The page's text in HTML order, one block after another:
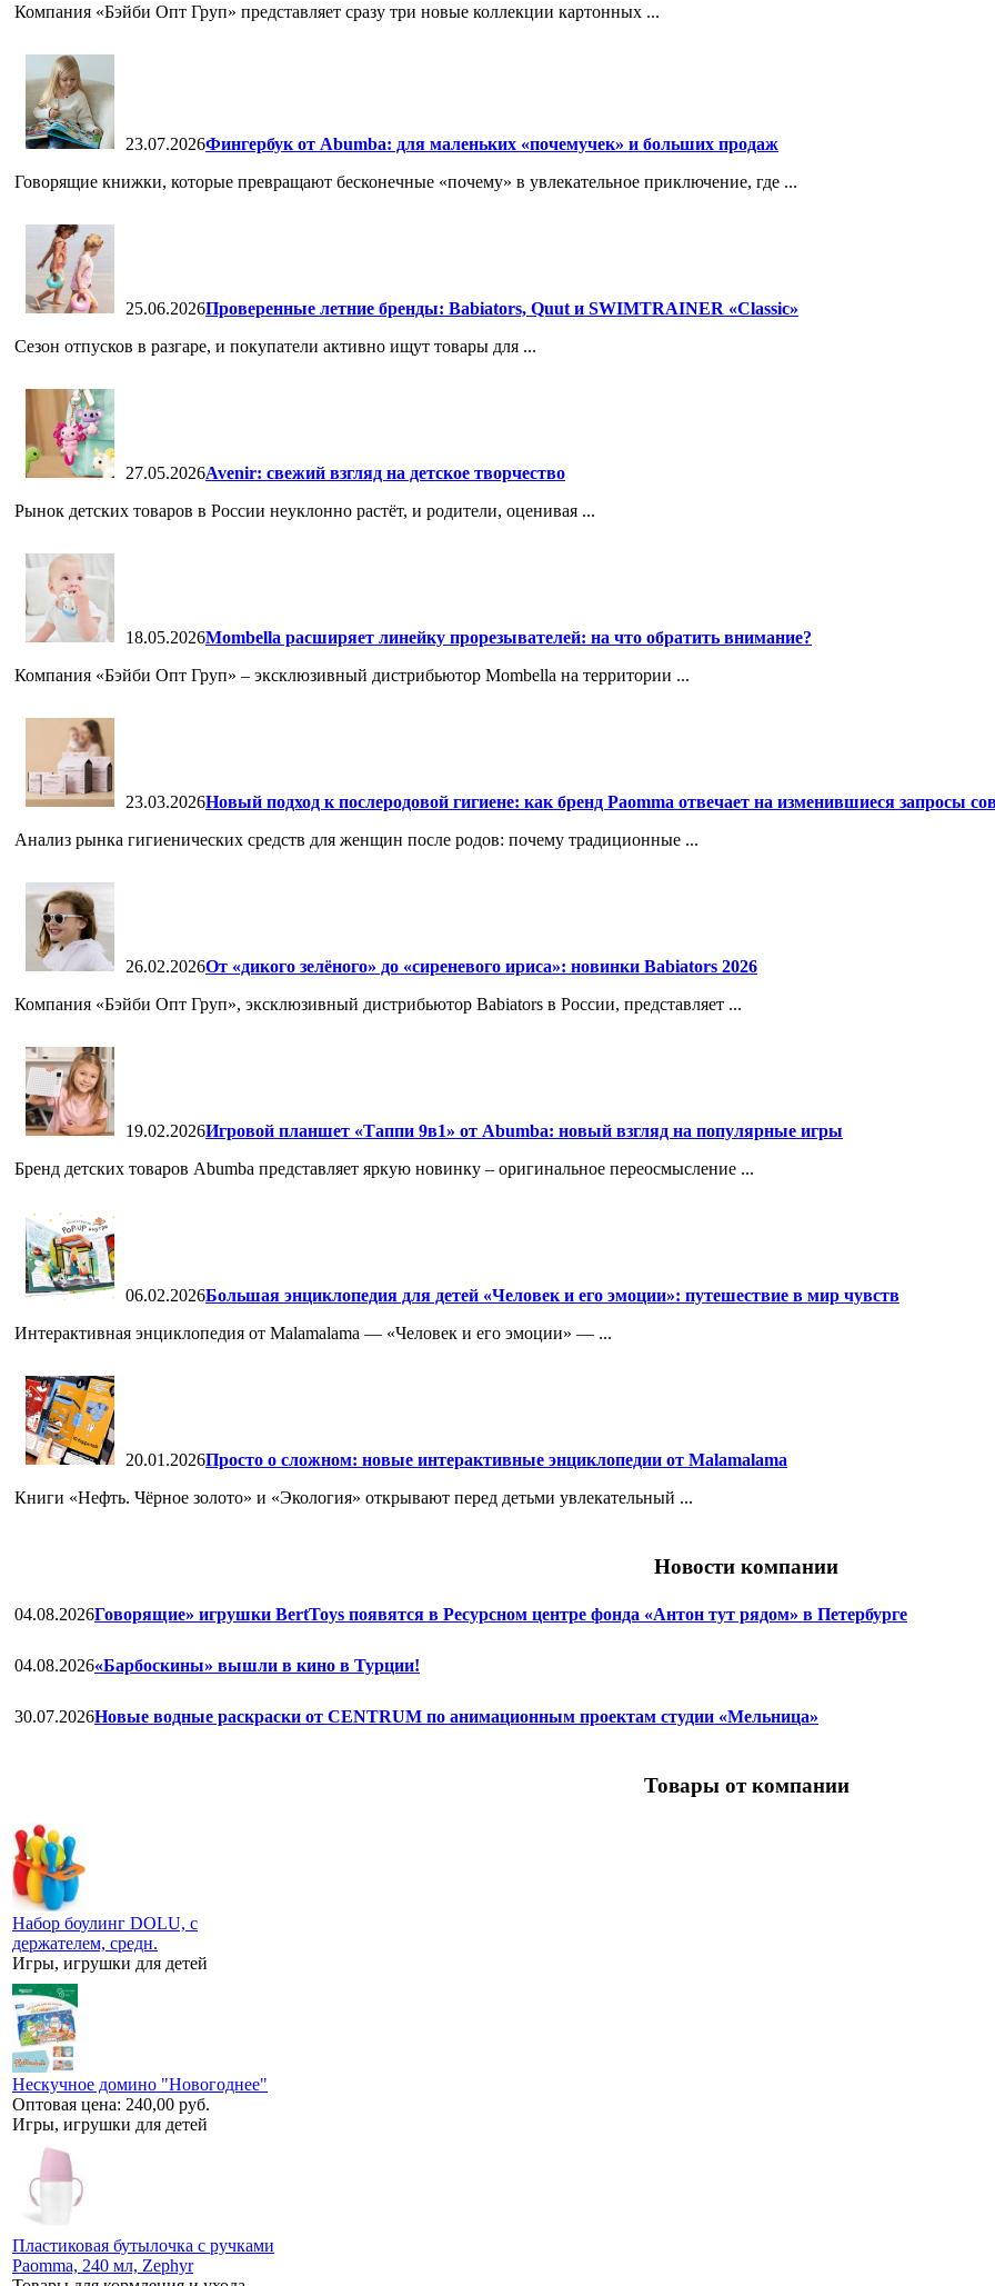
Компания «Бэйби Опт Груп» представляет сразу три новые коллекции картонных ...
23.07.2026Фингербук от Abumba: для маленьких «почемучек» и больших продаж
Говорящие книжки, которые превращают бесконечные «почему» в увлекательное приключение, где ...
25.06.2026Проверенные летние бренды: Babiators, Quut и SWIMTRAINER «Classic»
Сезон отпусков в разгаре, и покупатели активно ищут товары для ...
27.05.2026Avenir: свежий взгляд на детское творчество
Рынок детских товаров в России неуклонно растёт, и родители, оценивая ...
18.05.2026Mombella расширяет линейку прорезывателей: на что обратить внимание?
Компания «Бэйби Опт Груп» – эксклюзивный дистрибьютор Mombella на территории ...
23.03.2026Новый подход к послеродовой гигиене: как бренд Paomma отвечает на изменившиеся запросы
Анализ рынка гигиенических средств для женщин после родов: почему традиционные ...
26.02.2026От «дикого зелёного» до «сиреневого ириса»: новинки Babiators 2026
Компания «Бэйби Опт Груп», эксклюзивный дистрибьютор Babiators в России, представляет ...
19.02.2026Игровой планшет «Таппи 9в1» от Abumba: новый взгляд на популярные игры
Бренд детских товаров Abumba представляет яркую новинку – оригинальное переосмысление ...
06.02.2026Большая энциклопедия для детей «Человек и его эмоции»: путешествие в мир чувств
Интерактивная энциклопедия от Malamalama — «Человек и его эмоции» — ...
20.01.2026Просто о сложном: новые интерактивные энциклопедии от Malamalama
Книги «Нефть. Чёрное золото» и «Экология» открывают перед детьми увлекательный ...
Новости компании
04.08.2026Говорящие» игрушки BertToys появятся в Ресурсном центре фонда «Антон тут рядом» в Петербурге
04.08.2026«Барбоскины» вышли в кино в Турции!
30.07.2026Новые водные раскраски от CENTRUM по анимационным проектам студии «Мельница»
Товары от компании
Набор боулинг DOLU, с
держателем, средн.
Игры, игрушки для детей
Нескучное домино "Новогоднее"
Оптовая цена: 240,00 руб.
Игры, игрушки для детей
Пластиковая бутылочка с ручками
Paomma, 240 мл, Zephyr